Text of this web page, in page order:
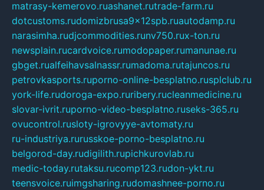
matrasy-kemerovo.ruashanet.rutrade-farm.ru
dotcustoms.rudomizbrusa9x12spb.ruautodamp.ru
narasimha.rudjcommodities.runv750.rux-ton.ru
newsplain.rucardvoice.rumodopaper.rumanunae.ru
gbget.rualfeihavsalnassr.rumadoma.rutajuncos.ru
petrovkasports.ruporno-online-besplatno.rusplclub.ru
york-life.rudoroga-expo.ruribery.rucleanmedicine.ru
slovar-ivrit.ruporno-video-besplatno.ruseks-365.ru
ovucontrol.rusloty-igrovyye-avtomaty.ru
ru-industriya.rurusskoe-porno-besplatno.ru
belgorod-day.rudigilith.rupichkurovlab.ru
medic-today.rutaksu.rucomp123.rudon-ykt.ru
teensvoice.ruimgsharing.rudomashnee-porno.ru